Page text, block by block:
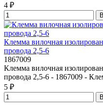
4 ₽
Клемма вилочная
провода 2,5-6
1867009
Клемма вилочная
провода 2,5-6 - 1867009 -
5 ₽